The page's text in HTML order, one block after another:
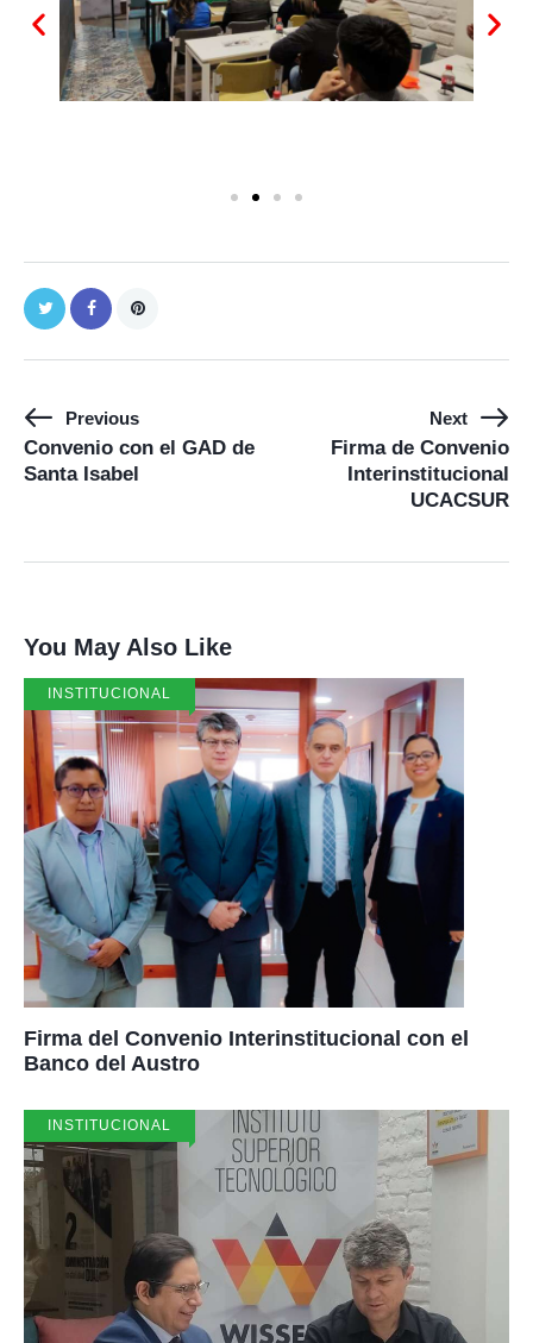
Previous
Convenio con el GAD de
Santa Isabel
Next
Firma de Convenio
Interinstitucional
UCACSUR
You May Also Like
INSTITUCIONAL
Firma del Convenio Interinstitucional con el
Banco del Austro
INSTITUCIONAL